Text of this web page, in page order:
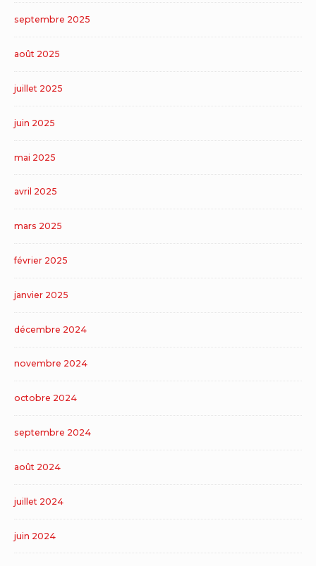
septembre 2025
août 2025
juillet 2025
juin 2025
mai 2025
avril 2025
mars 2025
février 2025
janvier 2025
décembre 2024
novembre 2024
octobre 2024
septembre 2024
août 2024
juillet 2024
juin 2024